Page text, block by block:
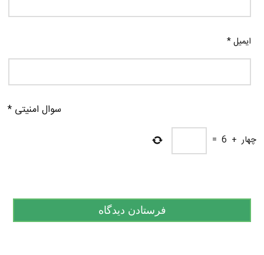
ایمیل*
سوال امنیتی *
چهار +
6
=